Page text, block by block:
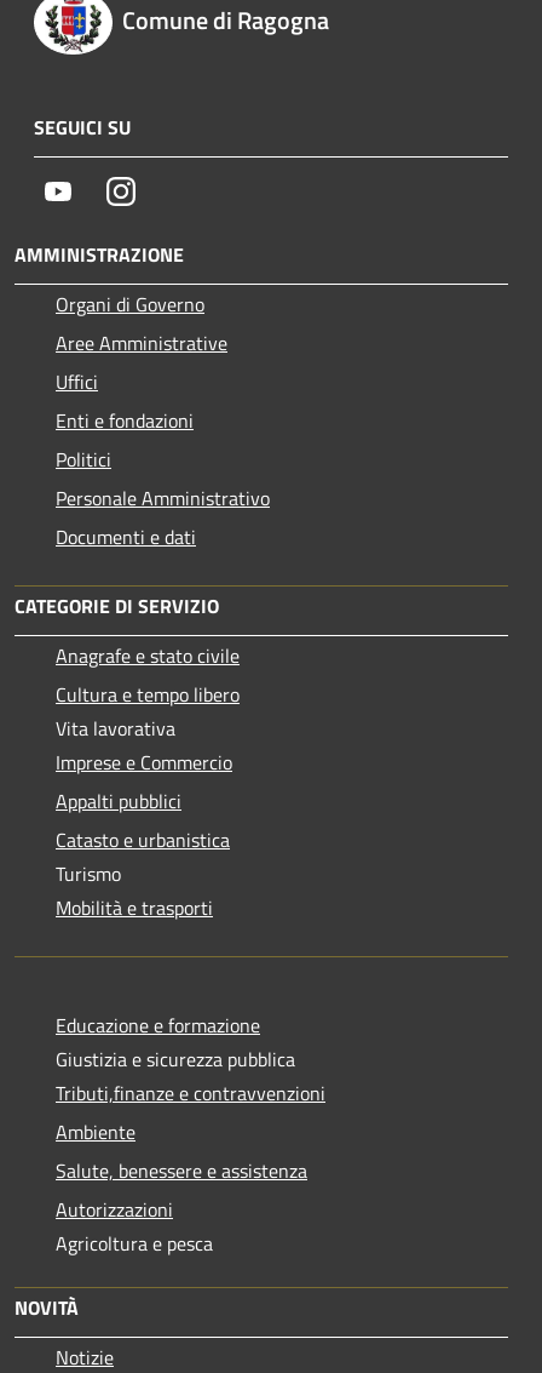
Comune di Ragogna
SEGUICI SU
YoutubeInstagram
AMMINISTRAZIONE
Organi di Governo
Aree Amministrative
Uffici
Enti e fondazioni
Politici
Personale Amministrativo
Documenti e dati
CATEGORIE DI SERVIZIO
Anagrafe e stato civile
Cultura e tempo libero
Vita lavorativa
Imprese e Commercio
Appalti pubblici
Catasto e urbanistica
Turismo
Mobilità e trasporti
Educazione e formazione
Giustizia e sicurezza pubblica
Tributi,finanze e contravvenzioni
Ambiente
Salute, benessere e assistenza
Autorizzazioni
Agricoltura e pesca
NOVITÀ
Notizie